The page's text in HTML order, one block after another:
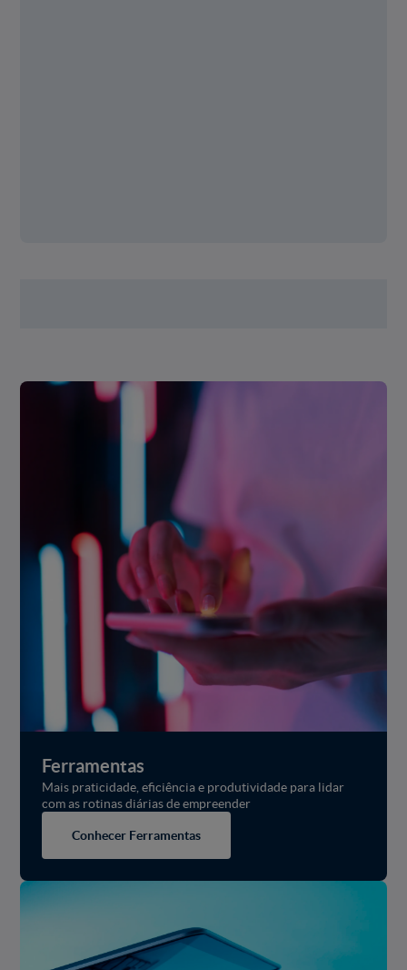
Ferramentas
Mais praticidade, eficiência e produtividade para lidar
com as rotinas diárias de empreender
Conhecer Ferramentas